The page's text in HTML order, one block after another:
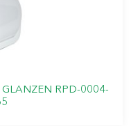
RPD-0004-